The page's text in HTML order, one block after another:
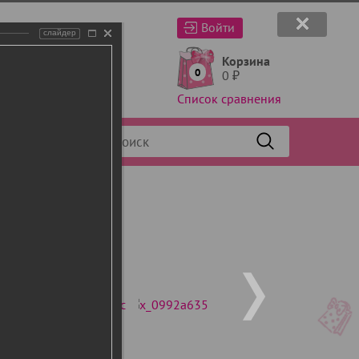
Войти
0
Корзина
0 ₽
Список сравнения
слайдер